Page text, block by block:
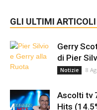
GLI ULTIMI ARTICOLI
Gerry
di Pier
Notizie 8
Ascolti tv
Hits